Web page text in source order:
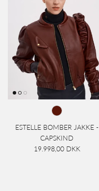
ESTELLE BOMBER JAKKE -
CAPSKIND
19.998,00 DKK